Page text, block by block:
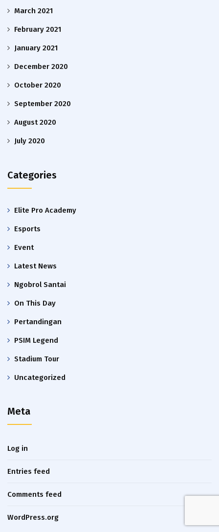
March 2021
February 2021
January 2021
December 2020
October 2020
September 2020
August 2020
July 2020
Categories
Elite Pro Academy
Esports
Event
Latest News
Ngobrol Santai
On This Day
Pertandingan
PSIM Legend
Stadium Tour
Uncategorized
Meta
Log in
Entries feed
Comments feed
WordPress.org